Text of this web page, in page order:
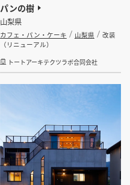
パンの樹
山梨県
カフェ・パン・ケーキ 山梨県
改装
（リニューアル）
トートアーキテクツラボ合同会社